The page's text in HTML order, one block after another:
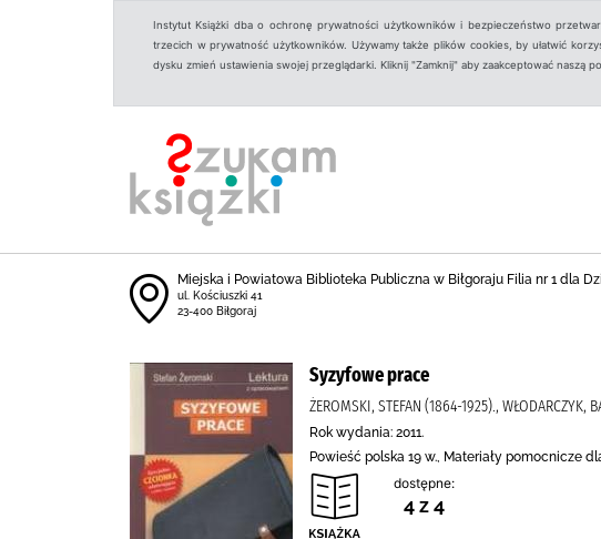
Instytut Książki dba o ochronę prywatności użytkowników i bezpieczeństwo
trzecich w prywatność użytkowników. Używamy także plików cookies, by ułatwić
dysku zmień ustawienia swojej przeglądarki. Kliknij "Zamknij" aby zaakceptować naszą
Miejska i Powiatowa Biblioteka Publiczna w Biłgoraju Filia nr 1 dla
ul. Kościuszki 41
23-400 Biłgoraj
Syzyfowe prace
ŻEROMSKI, STEFAN (1864-1925)., WŁODARCZYK,
Rok wydania: 2011.
Powieść polska 19 w., Materiały pomocnicze
dostępne:
4 z 4